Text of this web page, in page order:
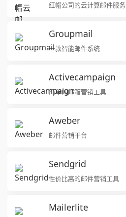
红帽公司的云计算邮件服务
Groupmail
一款智能邮件系统
Activecampaign
简单的邮箱营销工具
Aweber
邮件营销平台
Sendgrid
性价比高的邮件营销工具
Mailerlite